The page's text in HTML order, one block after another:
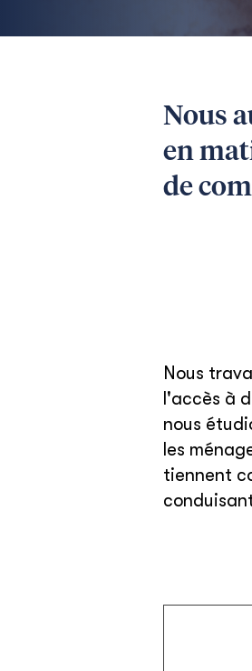
Nous
en
de
Nous
l'accès à
nous
les
tiennent